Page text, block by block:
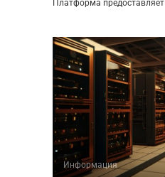
Платформа предоставляет
Информация